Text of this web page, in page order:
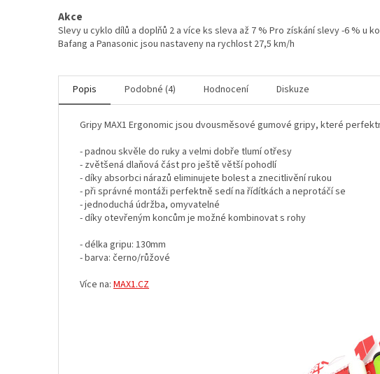
Akce
Slevy u cyklo dílů a doplňů 2 a více ks sleva až 7 % Pro získání slevy -6 %
Bafang a Panasonic jsou nastaveny na rychlost 27,5 km/h
Popis Podobné (4) Hodnocení Diskuze
Gripy MAX1 Ergonomic jsou dvousměsové gumové gripy, které
- padnou skvěle do ruky a velmi dobře tlumí otřesy
- zvětšená dlaňová část pro ještě větší pohodlí
- díky absorbci nárazů eliminujete bolest a znecitlivění rukou
- při správné montáži perfektně sedí na řídítkách a neprotáčí se
- jednoduchá údržba, omyvatelné
- díky otevřeným koncům je možné kombinovat s rohy
- délka gripu: 130mm
- barva: černo/růžové
Více na: MAX1.CZ